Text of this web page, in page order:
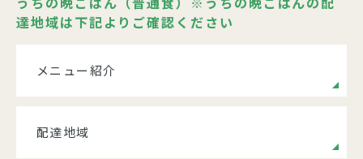
達地域は下記よりご確認ください
メニュー紹介
配達地域